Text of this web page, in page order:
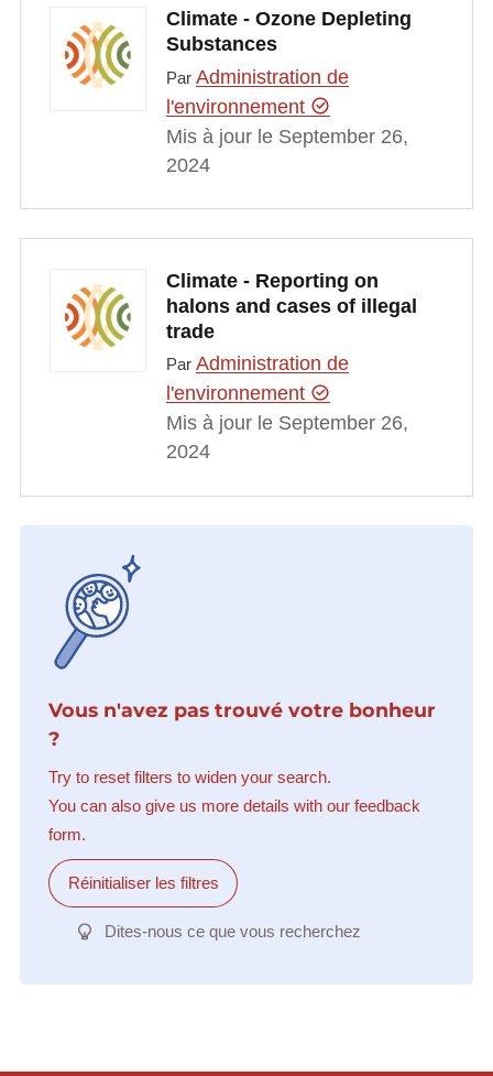
Climate - Ozone Depleting
Substances
Par Administration de
l'environnement
Mis à jour le September 26,
2024
Climate - Reporting on
halons and cases of illegal
trade
Par Administration de
l'environnement
Mis à jour le September 26,
2024
Vous n'avez pas trouvé votre bonheur
?
Try to reset filters to widen your search.
You can also give us more details with our feedback
form.
Réinitialiser les filtres
Dites-nous ce que vous recherchez